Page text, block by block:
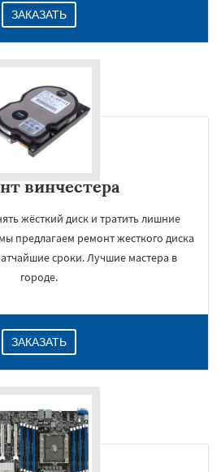
ЗАКАЗАТЬ
винчестера
жёсткий диск и тратить лишние
предлагаем ремонт жесткого диска
сроки. Лучшие мастера в
городе.
ЗАКАЗАТЬ